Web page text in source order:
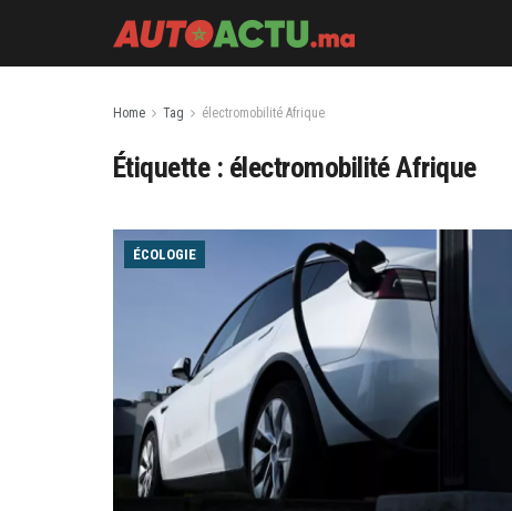
Home Tag électromobilité Afrique
Étiquette : électromobilité Afrique
ÉCOLOGIE